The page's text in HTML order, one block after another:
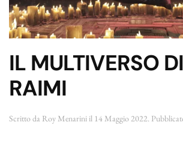
IL MULTIVERSO
RAIMI
Scritto da Roy Menarini il 14 Maggio 2022.